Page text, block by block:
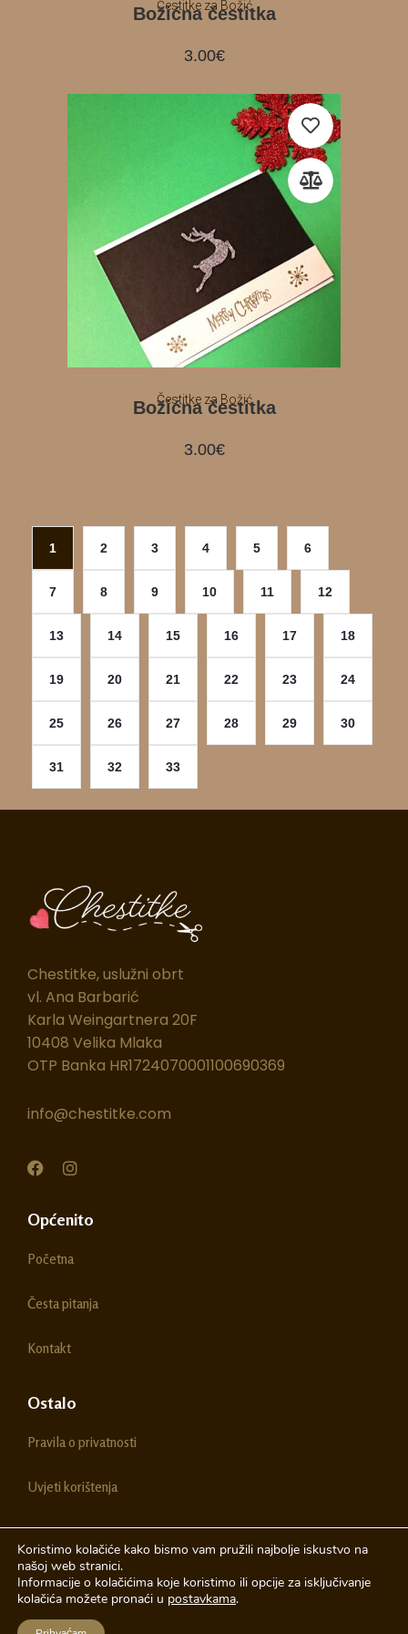
Čestitke za Božić
Božićna čestitka
3.00€
Čestitke za Božić
Božićna čestitka
3.00€
1 2 3 4 5 6
7 8 9 10 11 12
13 14 15 16 17 18
19 20 21 22 23 24
25 26 27 28 29 30
31 32 33
Chestitke, uslužni obrt
vl. Ana Barbarić
Karla Weingartnera 20F
10408 Velika Mlaka
OTP Banka HR1724070001100690369
info@chestitke.com
F
a
e
b
o
I
t
a
r
m
Općenito
Početna
Česta pitanja
Kontakt
Ostalo
Pravila o privatnosti
Uvjeti korištenja
© 2026 Chestitke | Sva prava pridržava
Izrada web stranica A-Design
Koristimo kolačiće kako bismo vam pružili najbolje iskustvo na
našoj web stranici.
Informacije o kolačićima koje koristimo ili opcije za isključivanje
kolačića možete pronaći u postavkama.